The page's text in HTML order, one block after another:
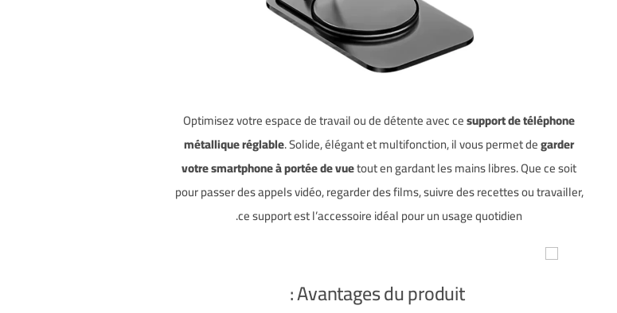
Optimisez votre espace de travail ou de détente avec cesupport de téléphone
métallique réglable. Solide, élégant et multifonction, il vous permet degarder
votre smartphone à portée de vuetout en gardant les mains libres. Que ce soit
pour passer des appels vidéo, regarder des films, suivre des recettes ou travailler,
ce support est l’accessoire idéal pour un usage quotidien.
Avantages du produit :